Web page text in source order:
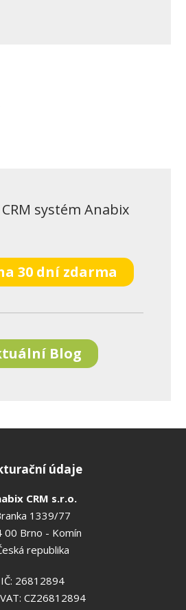
systém Anabix
30 dní zdarma
Blog
údaje
CRM s.r.o.
1339/77
00 Brno - Komín
republika
IČ: 26812894
CZ26812894